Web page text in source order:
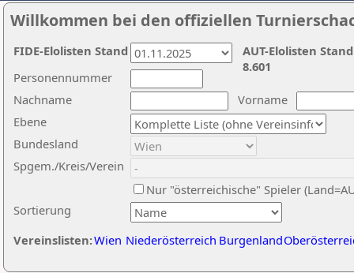
Willkommen bei den offiziellen
Nachname
Vorname
Ebene
Sortierung
Personennummer
Bundesland
Spgem./Kreis/Verein
Nur "österreichische" Spieler
Vereinslisten:Wien Niederösterreich Burgenland
AUT-Elolisten
8.601
FIDE-Elolisten Stand